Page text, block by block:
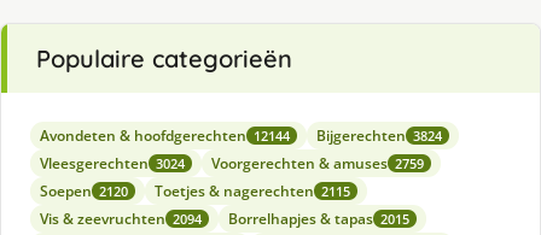
Populaire categorieën
Avondeten & hoofdgerechten 12144 Bijgerechten 3824
Vleesgerechten 3024 Voorgerechten & amuses 2759
Soepen 2120 Toetjes & nagerechten 2115
Vis & zeevruchten 2094 Borrelhapjes & tapas 2015